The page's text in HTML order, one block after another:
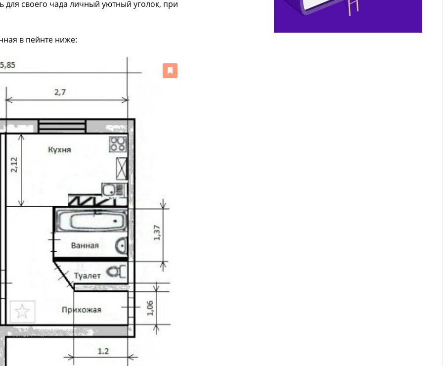
для своего чада личный уютный уголок, при
в пейнте ниже: